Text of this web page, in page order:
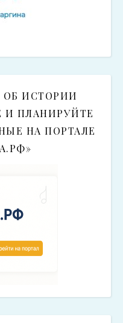
ОБ ИСТОРИИ
И ПЛАНИРУЙТЕ
НА ПОРТАЛЕ